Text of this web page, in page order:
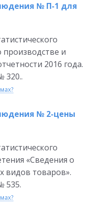
№ П-1 для
и
2016 года.
320..
№ 2-цены
«Сведения о
видов товаров».
535.